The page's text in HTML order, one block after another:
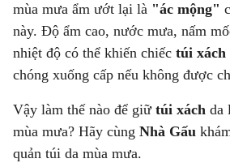
mùa mưa ẩm ướt lại là "ác mộng"
này. Độ ẩm cao, nước mưa, nấm
nhiệt độ có thể khiến chiếc túi xách
chóng xuống cấp nếu không được
Vậy làm thế nào để giữ túi xách da
mùa mưa? Hãy cùng Nhà Gấu
quản túi da mùa mưa.